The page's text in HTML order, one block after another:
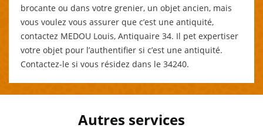
brocante ou dans votre grenier, un objet ancien, mais
vous voulez vous assurer que c’est une antiquité,
contactez MEDOU Louis, Antiquaire 34. Il pet expertiser
votre objet pour l’authentifier si c’est une antiquité.
Contactez-le si vous résidez dans le 34240.
Autres services